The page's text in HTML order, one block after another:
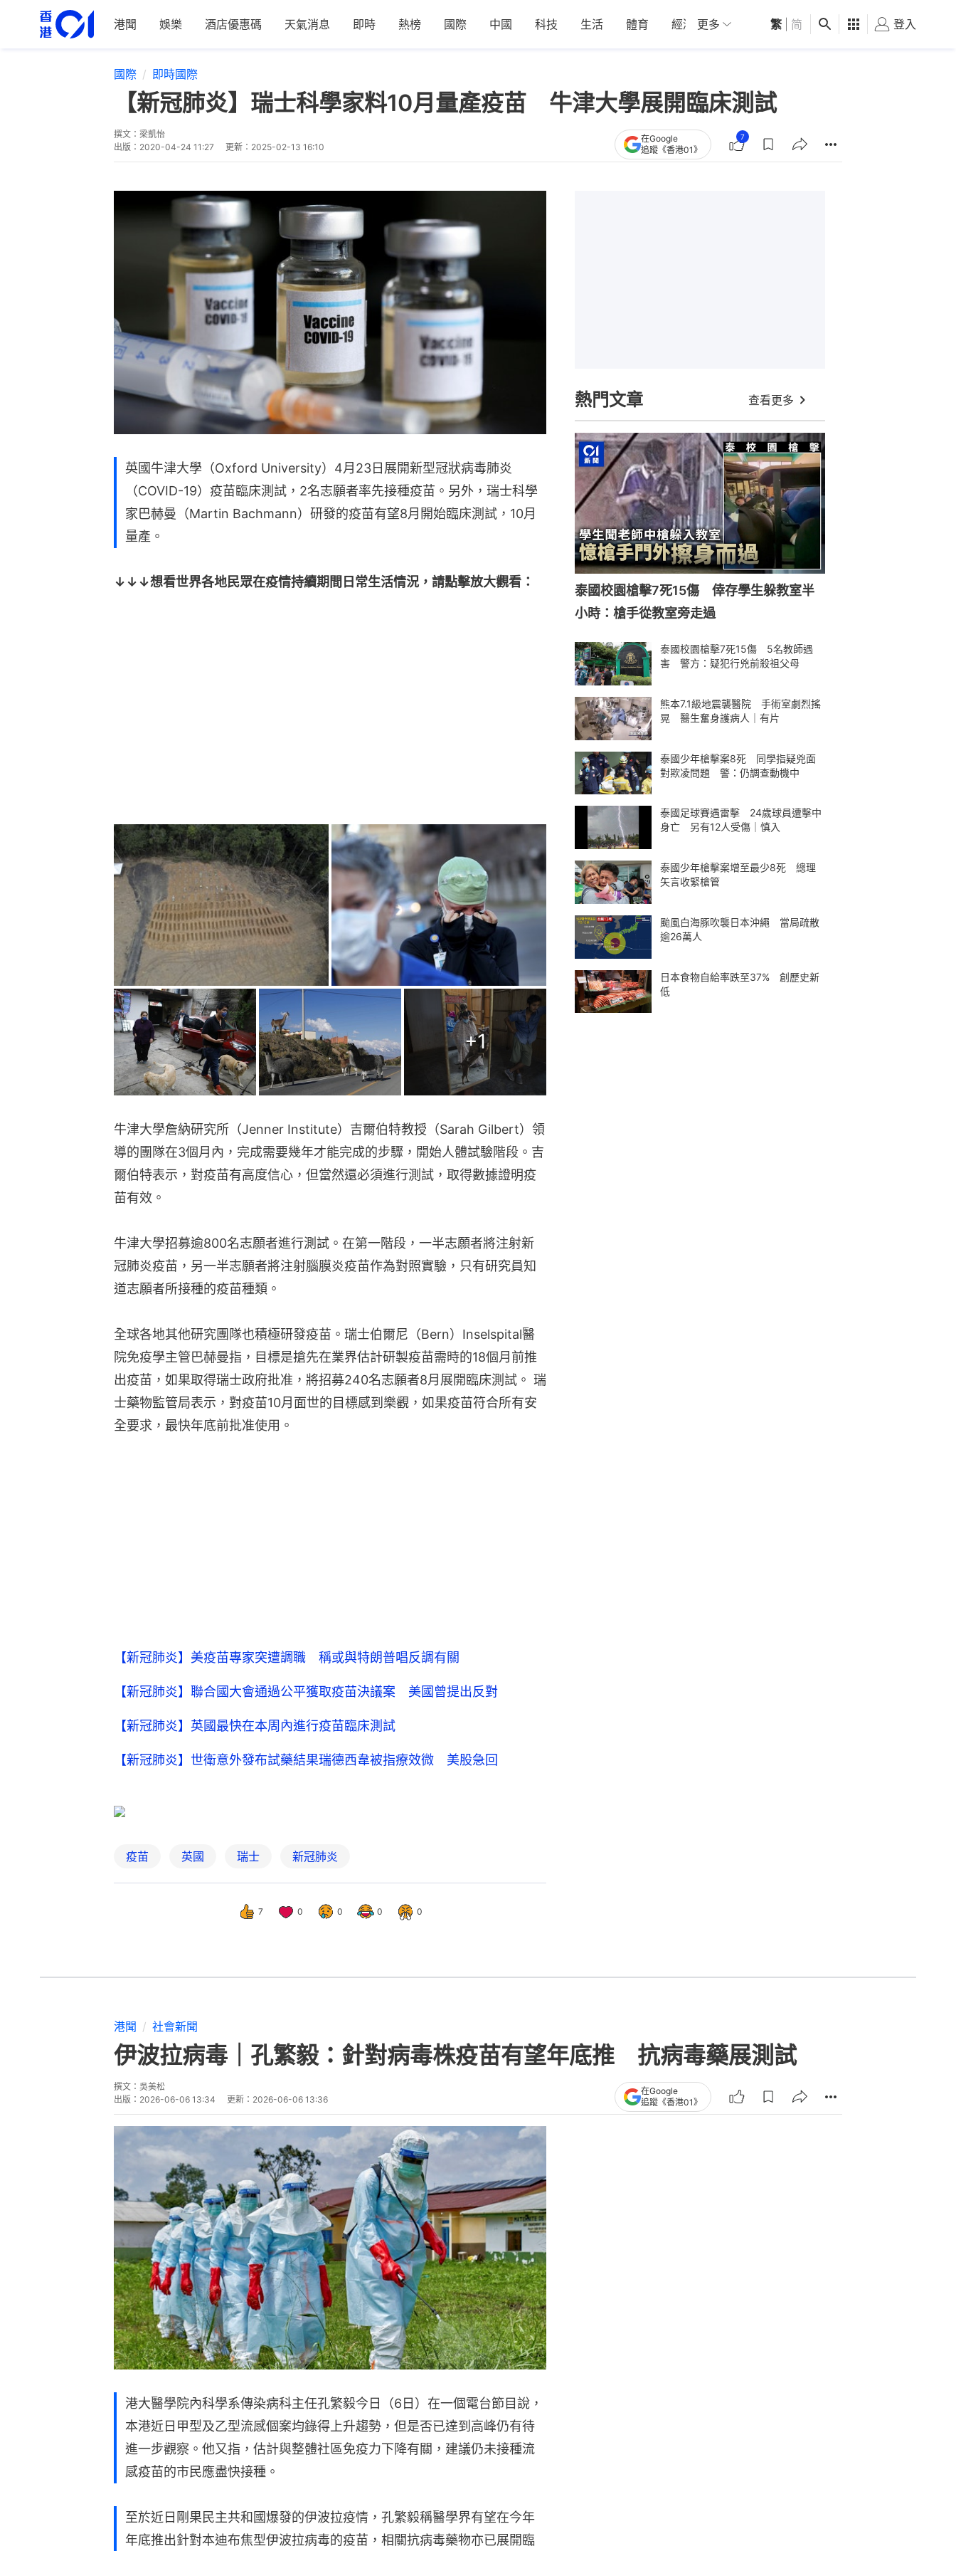
港聞 娛樂 酒店優惠碼 天氣消息 即時 熱榜 國際 中國 科技 生活 體育 經濟 01深圳 觀點 健康 好食玩飛
更多 繁 简 登入
國際 即時國際
【新冠肺炎】瑞士科學家料10月量產疫苗 牛津大學展開臨床測試
撰文： 梁凱怡
出版： 2020-04-24 11:27 更新： 2025-02-13 16:10
在Google
追蹤《香港01》
7
英國牛津大學（Oxford University）4月23日展開新型冠狀病毒肺炎
（COVID-19）疫苗臨床測試，2名志願者率先接種疫苗。另外，瑞士科學
家巴赫曼（Martin Bachmann）研發的疫苗有望8月開始臨床測試，10月
量產。
↓↓↓想看世界各地民眾在疫情持續期間日常生活情況，請點擊放大觀看：
+1
牛津大學詹納研究所（Jenner Institute）吉爾伯特教授（Sarah Gilbert）領
導的團隊在3個月內，完成需要幾年才能完成的步驟，開始人體試驗階段。吉
爾伯特表示，對疫苗有高度信心，但當然還必須進行測試，取得數據證明疫
苗有效。
牛津大學招募逾800名志願者進行測試。在第一階段，一半志願者將注射新
冠肺炎疫苗，另一半志願者將注射腦膜炎疫苗作為對照實驗，只有研究員知
道志願者所接種的疫苗種類。
全球各地其他研究團隊也積極研發疫苗。瑞士伯爾尼（Bern）Inselspital醫
院免疫學主管巴赫曼指，目標是搶先在業界估計研製疫苗需時的18個月前推
出疫苗，如果取得瑞士政府批准，將招募240名志願者8月展開臨床測試。 瑞
士藥物監管局表示，對疫苗10月面世的目標感到樂觀，如果疫苗符合所有安
全要求，最快年底前批准使用。
【新冠肺炎】美疫苗專家突遭調職 稱或與特朗普唱反調有關
【新冠肺炎】聯合國大會通過公平獲取疫苗決議案 美國曾提出反對
【新冠肺炎】英國最快在本周內進行疫苗臨床測試
【新冠肺炎】世衛意外發布試藥結果瑞德西韋被指療效微 美股急回
疫苗 英國 瑞士 新冠肺炎
7 0 0 0 0
熱門文章 查看更多
泰國校園槍擊7死15傷 倖存學生躲教室半
小時：槍手從教室旁走過
泰國校園槍擊7死15傷 5名教師遇
害 警方：疑犯行兇前殺祖父母
熊本7.1級地震襲醫院 手術室劇烈搖
晃 醫生奮身護病人｜有片
泰國少年槍擊案8死 同學指疑兇面
對欺凌問題 警：仍調查動機中
泰國足球賽遇雷擊 24歲球員遭擊中
身亡 另有12人受傷｜慎入
泰國少年槍擊案增至最少8死 總理
矢言收緊槍管
颱風白海豚吹襲日本沖繩 當局疏散
逾26萬人
日本食物自給率跌至37% 創歷史新
低
港聞 社會新聞
伊波拉病毒｜孔繁毅：針對病毒株疫苗有望年底推 抗病毒藥展測試
撰文： 吳美松
出版： 2026-06-06 13:34 更新： 2026-06-06 13:36
在Google
追蹤《香港01》
港大醫學院內科學系傳染病科主任孔繁毅今日（6日）在一個電台節目說，
本港近日甲型及乙型流感個案均錄得上升趨勢，但是否已達到高峰仍有待
進一步觀察。他又指，估計與整體社區免疫力下降有關，建議仍未接種流
感疫苗的市民應盡快接種。
至於近日剛果民主共和國爆發的伊波拉疫情，孔繁毅稱醫學界有望在今年
年底推出針對本迪布焦型伊波拉病毒的疫苗，相關抗病毒藥物亦已展開臨